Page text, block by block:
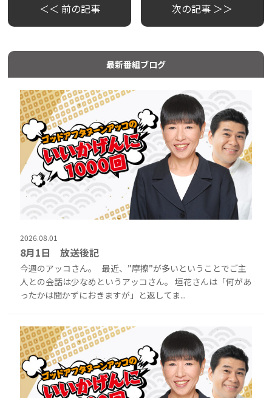
＜＜ 前の記事 次の記事 ＞＞
最新番組ブログ
2026.08.01
8月1日 放送後記
今週のアッコさん。 最近、”摩擦”が多いということでご主
人との会話は少なめというアッコさん。 垣花さんは「何があ
ったかは聞かずにおきますが」と返してま...